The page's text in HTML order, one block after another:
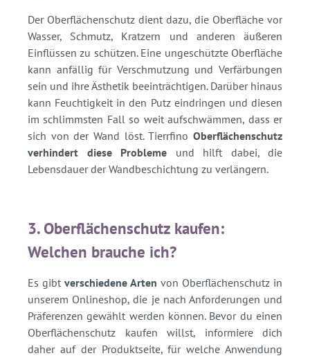
Der Oberflächenschutz dient dazu, die Oberfläche vor
Wasser, Schmutz, Kratzern und anderen äußeren
Einflüssen zu schützen. Eine ungeschützte Oberfläche
kann anfällig für Verschmutzung und Verfärbungen
sein und ihre Ästhetik beeinträchtigen. Darüber hinaus
kann Feuchtigkeit in den Putz eindringen und diesen
im schlimmsten Fall so weit aufschwämmen, dass er
sich von der Wand löst. Tierrfino Oberflächenschutz
verhindert diese Probleme und hilft dabei, die
Lebensdauer der Wandbeschichtung zu verlängern.
3. Oberflächenschutz kaufen:
Welchen brauche ich?
Es gibt verschiedene Arten von Oberflächenschutz in
unserem Onlineshop, die je nach Anforderungen und
Präferenzen gewählt werden können. Bevor du einen
Oberflächenschutz kaufen willst, informiere dich
daher auf der Produktseite, für welche Anwendung